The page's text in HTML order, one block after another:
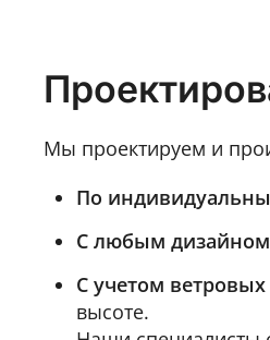
Мы проектируем и
По
С любым
С учетом
высоте.